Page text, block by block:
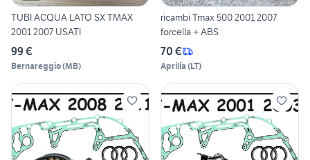
TUBI ACQUA LATO SX TMAX
2001 2007 USATI
99 €
Bernareggio(MB)
ricambi Tmax 500 2001 2007
forcella + ABS
70 €
Aprilia (LT)